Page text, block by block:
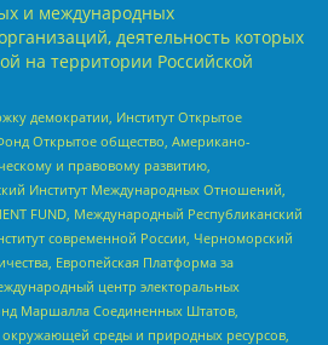
и международных
деятельность которых
на территории Российской
демократии, Институт Открытое
Открытое общество, Американо-
и правовому развитию,
Институт Международных Отношений,
FUND, Международный Республиканский
современной России, Черноморский
Европейская Платформа за
центр электоральных
Маршалла Соединенных Штатов,
среды и природных ресурсов,